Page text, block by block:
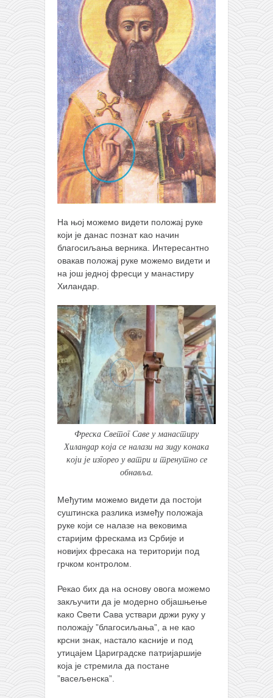
На њој можемо видети положај руке
који је данас познат као начин
благосиљања верника. Интересантно
овакав положај руке можемо видети и
на још једној фресци у манастиру
Хиландар.
Фреска Светог Саве у манастиру
Хиландар која се налази на зиду конака
који је изгорео у ватри и тренутно се
обнавља.
Међутим можемо видети да постоји
суштинска разлика између положаја
руке који се налазе на вековима
старијим фрескама из Србије и
новијих фресака на територији под
грчком контролом.
Рекао бих да на основу овога можемо
закључити да је модерно објашњење
како Свети Сава уствари држи руку у
положају ”благосиљања”, а не као
крсни знак, настало касније и под
утицајем Цариградске патријаршије
која је стремила да постане
”васељенска”.